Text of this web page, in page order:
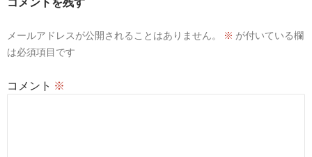
メールアドレスが公開されることはありません。 ※ が付いている欄
は必須項目です
コメント ※